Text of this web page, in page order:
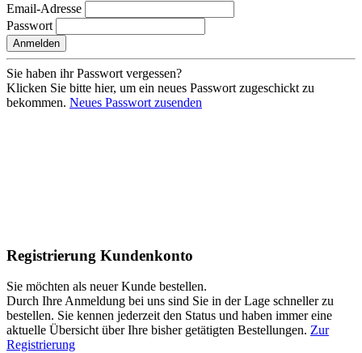
Email-Adresse
Passwort
Anmelden
Sie haben ihr Passwort vergessen?
Klicken Sie bitte hier, um ein neues Passwort zugeschickt zu
bekommen. Neues Passwort zusenden
Registrierung Kundenkonto
Sie möchten als neuer Kunde bestellen.
Durch Ihre Anmeldung bei uns sind Sie in der Lage schneller zu
bestellen. Sie kennen jederzeit den Status und haben immer eine
aktuelle Übersicht über Ihre bisher getätigten Bestellungen. Zur
Registrierung